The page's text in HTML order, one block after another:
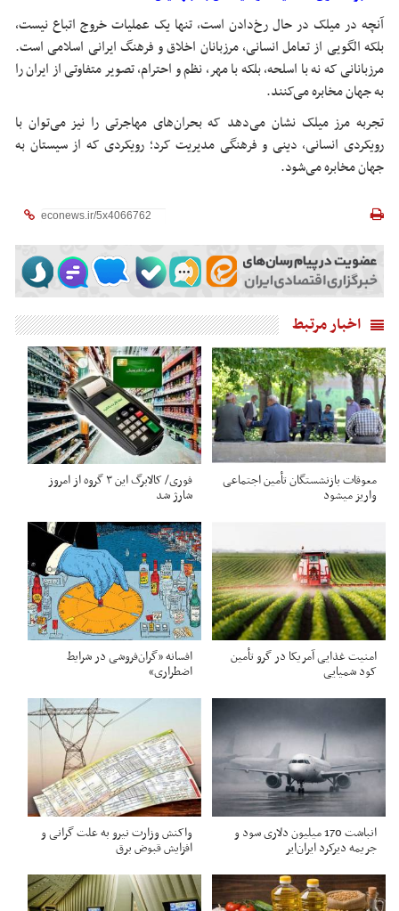
آنچه در میلک در حال رخ‌دادن است، تنها یک عملیات خروج اتباع نیست،
بلکه الگویی از تعامل انسانی، مرزبانان اخلاق و فرهنگ ایرانی اسلامی است.
مرزبانانی که نه با اسلحه، بلکه با مهر، نظم و احترام، تصویر متفاوتی از ایران را
به جهان مخابره می‌کنند.
تجربه مرز میلک نشان می‌دهد که بحران‌های مهاجرتی را نیز می‌توان با
رویکردی انسانی، دینی و فرهنگی مدیریت کرد؛ رویکردی که از سیستان به
جهان مخابره می‌شود.
اخبار مرتبط
معوقات بازنشستگان تأمین اجتماعی
واریز میشود
فوری/ کالابرگ این ۳ گروه از امروز
شارژ شد
امنیت غذایی آمریکا در گرو تأمین
کود شمیایی
افسانه «گران‌فروشی در شرایط
اضطراری»
انباشت 170 میلیون دلاری سود و
جریمه دیرکرد ایران‌ایر
واکنش وزارت نیرو به علت گرانی و
افزایش قبوض برق